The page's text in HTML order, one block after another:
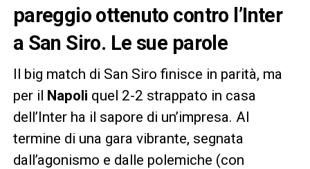
pareggio ottenuto contro l’Inter
a San Siro. Le sue parole
Il big match di San Siro finisce in parità, ma
per il Napoli quel 2-2 strappato in casa
dell’Inter ha il sapore di un’impresa. Al
termine di una gara vibrante, segnata
dall’agonismo e dalle polemiche (con